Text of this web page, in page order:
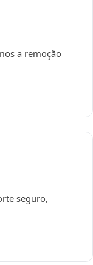
a remoção
seguro,